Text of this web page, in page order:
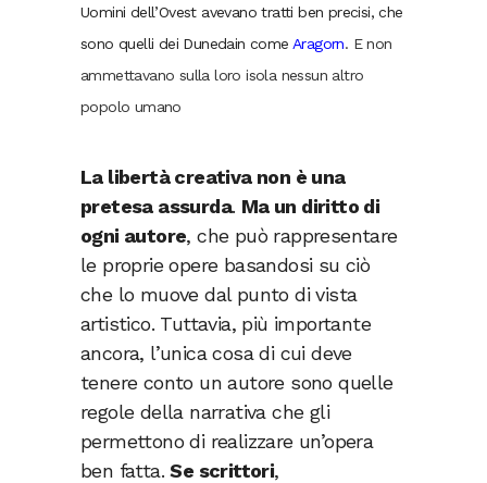
Uomini dell’Ovest avevano tratti ben precisi, che
sono quelli dei Dunedain come Aragorn. E non
ammettavano sulla loro isola nessun altro
popolo umano
La libertà creativa non è una
pretesa assurda. Ma un diritto di
ogni autore, che può rappresentare
le proprie opere basandosi su ciò
che lo muove dal punto di vista
artistico. Tuttavia, più importante
ancora, l’unica cosa di cui deve
tenere conto un autore sono quelle
regole della narrativa che gli
permettono di realizzare un’opera
ben fatta.Se scrittori,